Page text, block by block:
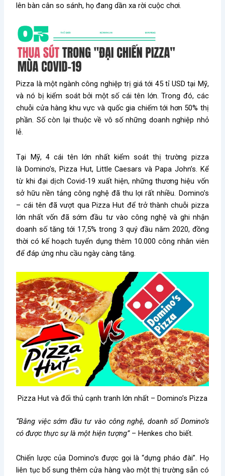
lên bàn cân so sánh, họ đang dần xa rời cuộc chơi.
Pizza là một ngành công nghiệp trị giá tới 45 tỉ USD tại Mỹ,
và nó bị kiểm soát bởi một số cái tên lớn. Trong đó, các
chuỗi cửa hàng khu vực và quốc gia chiếm tới hơn 50% thị
phần. Số còn lại thuộc về vô số những doanh nghiệp nhỏ
lẻ.
Tại Mỹ, 4 cái tên lớn nhất kiểm soát thị trường pizza
là Domino’s, Pizza Hut, Little Caesars và Papa John’s. Kể
từ khi đại dịch Covid-19 xuất hiện, những thương hiệu vốn
sở hữu nền tảng công nghệ đã thu lợi rất nhiều. Domino’s
– cái tên đã vượt qua Pizza Hut để trở thành chuỗi pizza
lớn nhất vốn đã sớm đầu tư vào công nghệ và ghi nhận
doanh số tăng tới 17,5% trong 3 quý đầu năm 2020, đồng
thời có kế hoạch tuyển dụng thêm 10.000 công nhân viên
để đáp ứng nhu cầu ngày càng tăng.
Pizza Hut và đối thủ cạnh tranh lớn nhất – Domino’s Pizza
“Bằng việc sớm đầu tư vào công nghệ, doanh số Domino’s
có được thực sự là một hiện tượng”– Henkes cho biết.
Chiến lược của Domino’s được gọi là “dựng pháo đài”. Họ
liên tục bổ sung thêm cửa hàng vào một thị trường sẵn có